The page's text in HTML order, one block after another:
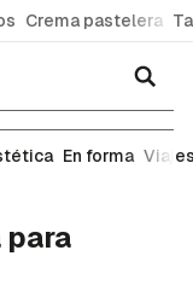
Crema pastelera
En forma
para